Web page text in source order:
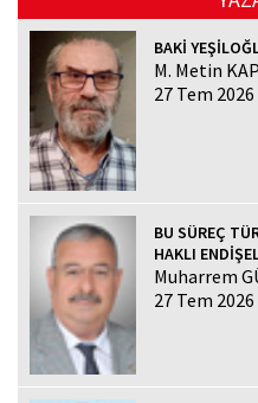
BAKİ
M. Metin
27 Tem 2026
BU SÜREÇ
HAKLI
Muharrem
27 Tem 2026